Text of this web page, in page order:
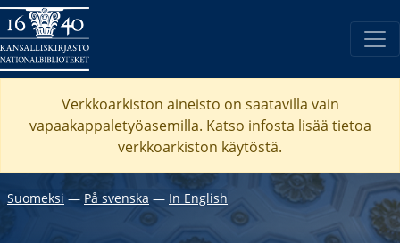
Verkkoarkiston aineisto on saatavilla vain
vapaakappaletyöasemilla. Katso infosta lisää tietoa
verkkoarkiston käytöstä.
Suomeksi ― På svenska ― In English